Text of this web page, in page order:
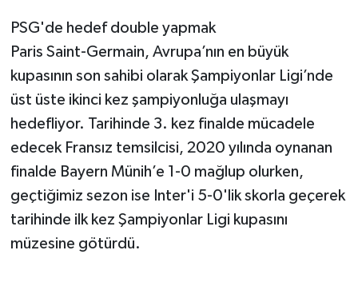
PSG'de hedef double yapmak
Paris Saint-Germain, Avrupa’nın en büyük
kupasının son sahibi olarak Şampiyonlar Ligi’nde
üst üste ikinci kez şampiyonluğa ulaşmayı
hedefliyor. Tarihinde 3. kez finalde mücadele
edecek Fransız temsilcisi, 2020 yılında oynanan
finalde Bayern Münih’e 1-0 mağlup olurken,
geçtiğimiz sezon ise Inter'i 5-0'lik skorla geçerek
tarihinde ilk kez Şampiyonlar Ligi kupasını
müzesine götürdü.